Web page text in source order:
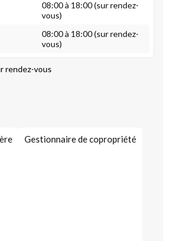
08:00 à 18:00 (sur rendez-
vous)
08:00 à 18:00 (sur rendez-
vous)
rendez-vous
Gestionnaire de copropriété